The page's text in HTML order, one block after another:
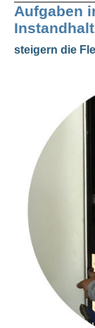
Aufgaben
steigern die